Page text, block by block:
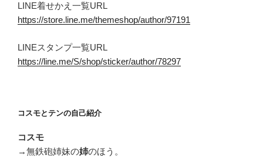
LINE着せかえ一覧URL
https://store.line.me/themeshop/author/97191
LINEスタンプ一覧URL
https://line.me/S/shop/sticker/author/78297
コスモとテンの自己紹介
コスモ
→無鉄砲姉妹の姉のほう。